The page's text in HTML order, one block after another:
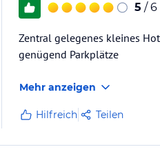
5 / 6
Zentral gelegenes kleines
genügend Parkplätze
Mehr anzeigen
Hilfreich Teilen